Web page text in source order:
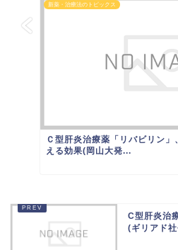
新薬・治療法のトピックス
Ｃ型肝炎治療薬「リバビリン
える効果(岡山大発...
C型肝炎治
(ギリアド